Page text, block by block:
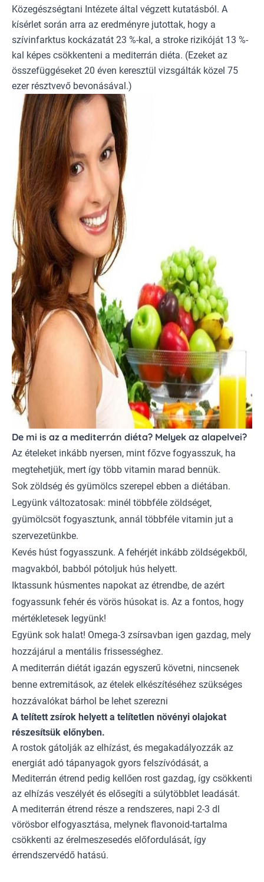
Közegészségtani Intézete által végzett kutatásból. A
kísérlet során arra az eredményre jutottak, hogy a
szívinfarktus kockázatát 23 %-kal, a stroke rizikóját 13 %-
kal képes csökkenteni a mediterrán diéta. (Ezeket az
összefüggéseket 20 éven keresztül vizsgálták közel 75
ezer résztvevő bevonásával.)
De mi is az a mediterrán diéta? Melyek az alapelvei?
Az ételeket inkább nyersen, mint főzve fogyasszuk, ha
megtehetjük, mert így több vitamin marad bennük.
Sok zöldség és gyümölcs szerepel ebben a diétában.
Legyünk változatosak: minél többféle zöldséget,
gyümölcsöt fogyasztunk, annál többféle vitamin jut a
szervezetünkbe.
Kevés húst fogyasszunk. A fehérjét inkább zöldségekből,
magvakból, babból pótoljuk hús helyett.
Iktassunk húsmentes napokat az étrendbe, de azért
fogyassunk fehér és vörös húsokat is. Az a fontos, hogy
mértékletesek legyünk!
Együnk sok halat! Omega-3 zsírsavban igen gazdag, mely
hozzájárul a mentális frissességhez.
A mediterrán diétát igazán egyszerű követni, nincsenek
benne extremitások, az ételek elkészítéséhez szükséges
hozzávalókat bárhol be lehet szerezni
A telített zsírok helyett a telítetlen növényi olajokat
részesítsük előnyben.
A rostok gátolják az elhízást, és megakadályozzák az
energiát adó tápanyagok gyors felszívódását, a
Mediterrán étrend pedig kellően rost gazdag, így csökkenti
az elhízás veszélyét és elősegíti a súlytöbblet leadását.
A mediterrán étrend része a rendszeres, napi 2-3 dl
vörösbor elfogyasztása, melynek flavonoid-tartalma
csökkenti az érelmeszesedés előfordulását, így
érrendszervédő hatású.